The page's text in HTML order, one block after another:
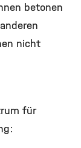
betonen
nicht
für